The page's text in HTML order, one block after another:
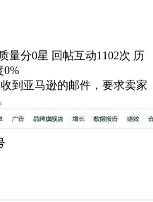
质量分0星 回帖互动1102次 历
0%
到亚马逊的邮件，要求卖家